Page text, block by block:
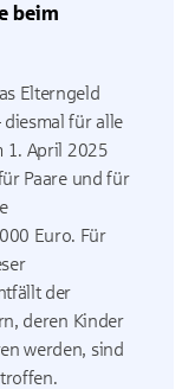
beim
Elterngeld
für alle
1. April 2025
Paare und für
Euro. Für
der
deren Kinder
werden, sind